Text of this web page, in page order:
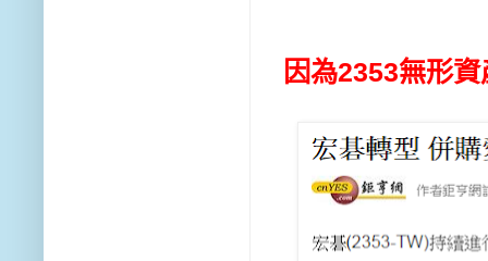
因為2353無形